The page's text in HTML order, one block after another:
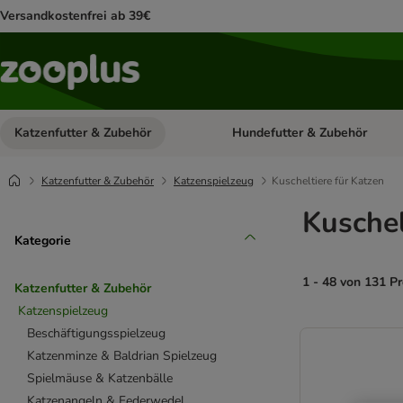
Versandkostenfrei ab 39€
Katzenfutter & Zubehör Kategorie-Menü öffnen:
Hundefutter & Zubehör
Katzenfutter & Zubehör Katzenspielzeug Kuscheltiere für Katzen
Kategorie
Katzenfutter & Zubehör
Katzenspielzeug
Beschäftigungsspielzeug
Katzenminze & Baldrian Spielzeug
Spielmäuse & Katzenbälle
1 - 48 von 131